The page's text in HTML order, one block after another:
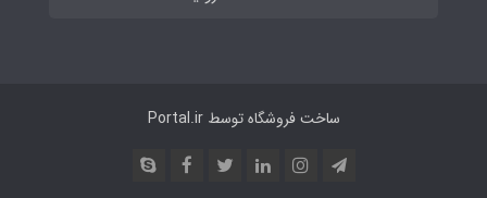
ساخت فروشگاه توسطPortal.ir